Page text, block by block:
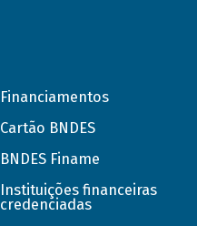
Financiamentos
Cartão BNDES
BNDES Finame
Instituições financeiras
credenciadas